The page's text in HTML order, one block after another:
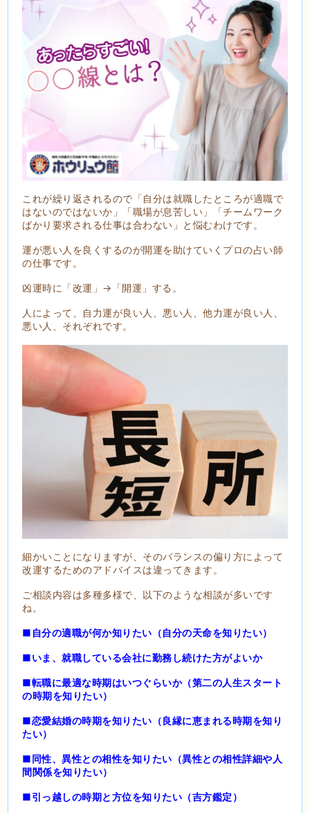
これが繰り返されるので「自分は就職したところが適職で
はないのではないか」「職場が息苦しい」「チームワーク
ばかり要求される仕事は合わない」と悩むわけです。
運が悪い人を良くするのが開運を助けていくプロの占い師
の仕事です。
凶運時に「改運」→「開運」する。
人によって、自力運が良い人、悪い人、他力運が良い人、
悪い人、それぞれです。
細かいことになりますが、そのバランスの偏り方によって
改運するためのアドバイスは違ってきます。
ご相談内容は多種多様で、以下のような相談が多いです
ね。
■自分の適職が何か知りたい（自分の天命を知りたい）
■いま、就職している会社に勤務し続けた方がよいか
■転職に最適な時期はいつぐらいか（第二の人生スタート
の時期を知りたい）
■恋愛結婚の時期を知りたい（良縁に恵まれる時期を知り
たい）
■同性、異性との相性を知りたい（異性との相性詳細や人
間関係を知りたい）
■引っ越しの時期と方位を知りたい（吉方鑑定）